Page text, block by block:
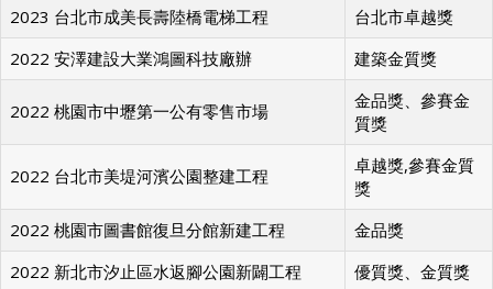
2023 台北市成美長壽陸橋電梯工程
台北市卓越獎
2022 安澤建設大業鴻圖科技廠辦
建築金質獎
2022 桃園市中壢第一公有零售市場
金品獎、參賽金
質獎
2022 台北市美堤河濱公園整建工程
卓越獎,參賽金質
獎
2022 桃園市圖書館復旦分館新建工程
金品獎
2022 新北市汐止區水返腳公園新闢工程
優質獎、金質獎